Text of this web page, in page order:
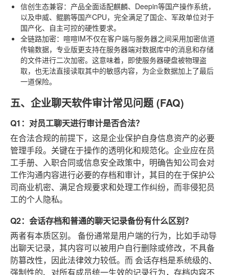
信创生态兼容：产品全面适配麒麟、Deepin等国产操作系统，
以及申威、鲲鹏等国产CPU，完全满足了国企、军政单位对于
国产化、自主可控的硬性要求。
全链路加密：喧喧IM不仅在客户端与服务器之间采用加密信道
传输数据，专业版更支持在服务器端对数据库中的消息和存储
的文件进行二次加密。这意味着，即使服务器硬盘被物理盗
取，也无法直接读取其中的敏感内容，为企业数据加上了最后
一道保险。
五、企业聊天软件审计常见问题 (FAQ)
Q1：对员工聊天进行审计是否合法？
在合法合规的前提下，这是企业保护自身信息资产的必要
管理手段。关键在于操作的透明化和规范化。企业应在员
工手册、入职合同或信息安全政策中，明确告知公司会对
工作沟通内容进行必要的存档和审计，其目的在于保护公
司商业机密、满足合规要求和处理工作纠纷，而非侵犯员
工的个人隐私。
Q2：会话存档和普通的聊天记录备份有什么区别？
两者有本质区别。 备份通常是用户端的行为，比如手动导
出聊天记录，其内容可以被用户自行删除或修改，不具备
防篡改性，因此法律效力较低。而 会话存档是系统级的、
强制性的、对所有成员统一生效的记录行为，存档内容不